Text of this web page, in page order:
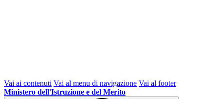
Vai ai contenuti Vai al menu di navigazione Vai al footer
Ministero dell'Istruzione e del Merito